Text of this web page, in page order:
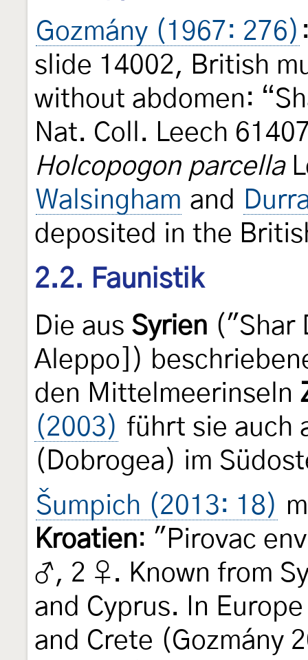
Gozmány (1967: 276)
slide 14002, British
without abdomen:
Nat. Coll. Leech
Holcopogon parcella
Walsingham and
deposited in the
2.2. Faunistik
Die aus Syrien ("Shar
Aleppo])
den Mittelmeerinseln
(2003) führt sie auch
(Dobrogea) im
Šumpich (2013: 18)
Kroatien: "Pirovac
♂, 2 ♀. Known from
and Cyprus. In
and Crete (Gozmány